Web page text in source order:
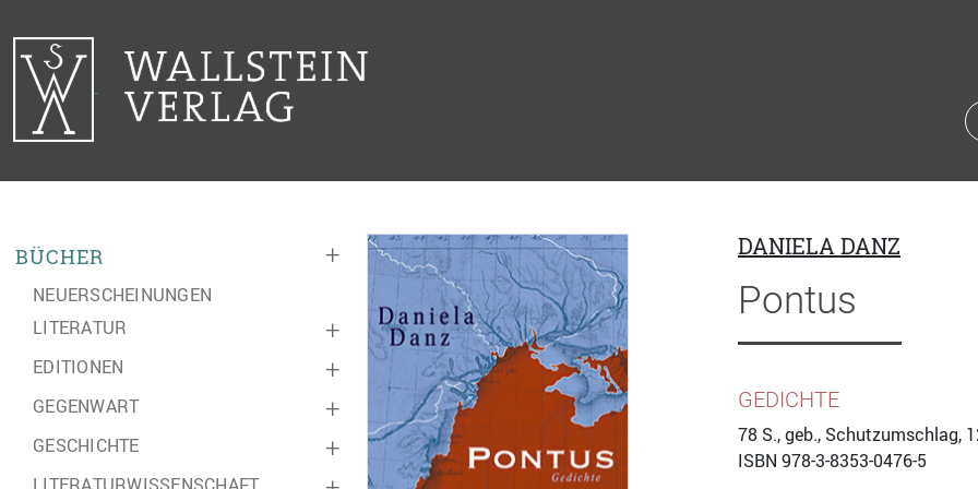
+
BÜCHER
NEUERSCHEINUNGEN
+
LITERATUR
+
EDITIONEN
+
GEGENWART
+
GESCHICHTE
DANIELA DANZ
Pontus
GEDICHTE
78 S., geb., Schutzumschlag,
ISBN 978-3-8353-0476-5